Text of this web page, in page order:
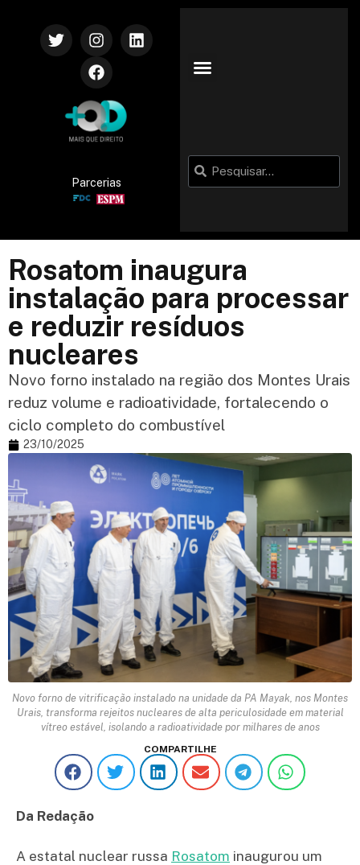
Parcerias
Rosatom inaugura
instalação para processar
e reduzir resíduos
nucleares
Novo forno instalado na região dos Montes Urais
reduz volume e radioatividade, fortalecendo o
ciclo completo do combustível
23/10/2025
Novo forno de vitrificação instalado na unidade da PA Mayak, nos Montes
Urais, transforma rejeitos nucleares de alta periculosidade em material
vítreo estável, isolando a radioatividade por milhares de anos
COMPARTILHE
Da Redação
A estatal nuclear russa Rosatom inaugurou um